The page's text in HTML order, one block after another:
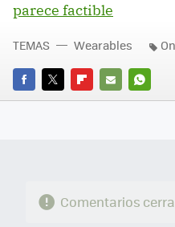
parece factible
FACEBOOK
TWITTERFLIPBOARD
E-
TEMAS Wearables
Comentarios